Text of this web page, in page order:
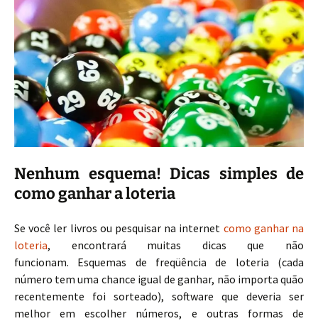
Nenhum esquema! Dicas simples de
como ganhar a loteria
Se você ler livros ou pesquisar na internet como ganhar na
loteria, encontrará muitas dicas que não
funcionam. Esquemas de freqüência de loteria (cada
número tem uma chance igual de ganhar, não importa quão
recentemente foi sorteado), software que deveria ser
melhor em escolher números, e outras formas de